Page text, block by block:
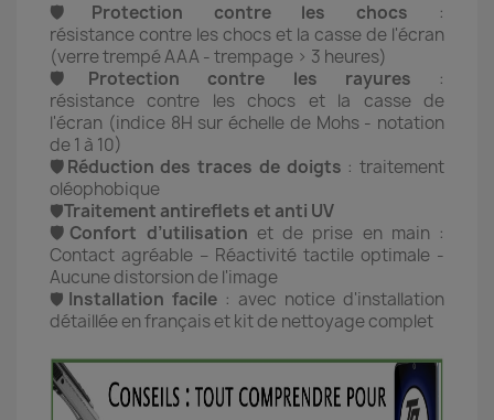
🛡️Protection contre les chocs :
résistance contre les chocs et la casse de l'écran
(verre trempé AAA - trempage > 3 heures)
🛡️Protection contre les rayures :
résistance contre les chocs et la casse de
l'écran (indice 8H sur échelle de Mohs - notation
de 1 à 10)
🛡️Réduction des traces de doigts : traitement
oléophobique
🛡️Traitement antireflets et anti UV
🛡️Confort d’utilisation et de prise en main :
Contact agréable – Réactivité tactile optimale -
Aucune distorsion de l'image
🛡️ Installation facile : avec notice d'installation
détaillée en français et kit de nettoyage complet